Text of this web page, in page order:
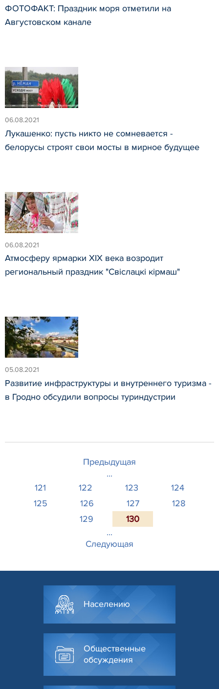
ФОТОФАКТ: Праздник моря отметили на
Августовском канале
06.08.2021
Лукашенко: пусть никто не сомневается -
белорусы строят свои мосты в мирное будущее
06.08.2021
Атмосферу ярмарки XIX века возродит
региональный праздник "Свiслацкi кiрмаш"
05.08.2021
Развитие инфраструктуры и внутреннего туризма -
в Гродно обсудили вопросы туриндустрии
Предыдущая
...
121
122 123
124
125
126 127
128
129
130
...
Следующая
Населению
Общественные
обсуждения